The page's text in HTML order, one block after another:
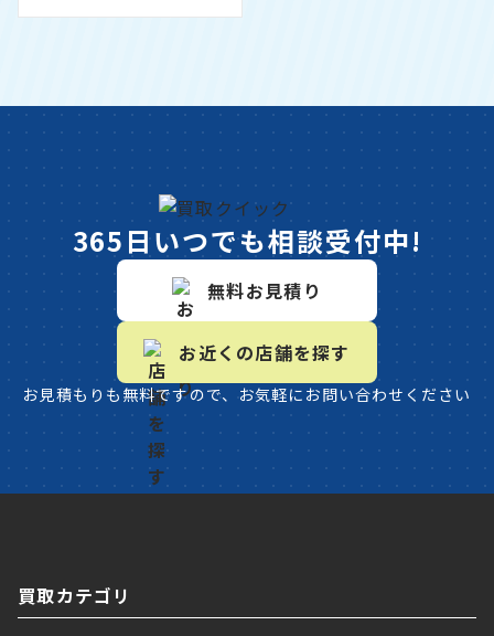
365日いつでも相談受付中!
無料お見積り
お近くの店舗を探す
お見積もりも無料ですので、お気軽にお問い合わせください
買取カテゴリ